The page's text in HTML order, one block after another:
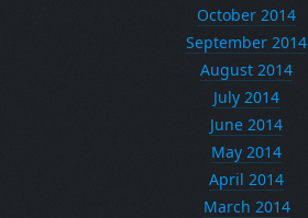
October 2014
September 2014
August 2014
July 2014
June 2014
May 2014
April 2014
March 2014